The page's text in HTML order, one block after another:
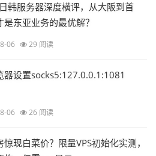
韩服务器深度横评，从大阪到首
是东亚业务的最优解？
06 29 阅读
器设置socks5:127.0.0.1:1081
06 26 阅读
惊现白菜价？限量VPS初始化实测，